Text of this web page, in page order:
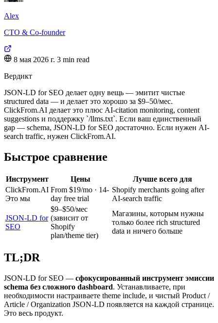
Alex
CTO & Co-founder
8 мая 2026 г. 3 min read
Вердикт
JSON-LD for SEO делает одну вещь — эмитит чистые
structured data — и делает это хорошо за $9–50/мес.
ClickFrom.AI делает это плюс AI-citation monitoring, content
suggestions и поддержку `/llms.txt`. Если ваш единственный
gap — schema, JSON-LD for SEO достаточно. Если нужен AI-
search traffic, нужен ClickFrom.AI.
Быстрое сравнение
Инструмент Цены
Лучше всего для
ClickFrom.AI
Это мы
From $19/mo · 14-
day free trial
Shopify merchants going after
AI-search traffic
JSON-LD for
SEO
$9–$50/мес
(зависит от
Shopify
plan/theme tier)
Магазины, которым нужны
только более rich structured
data и ничего больше
TL;DR
JSON-LD for SEO — сфокусированный инструмент эмиссии
schema без сложного dashboard. Устанавливаете, при
необходимости настраиваете theme include, и чистый Product /
Article / Organization JSON-LD появляется на каждой странице.
Это весь продукт.